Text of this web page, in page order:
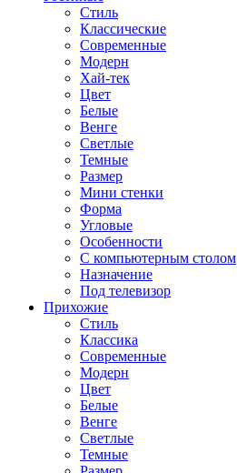
Стиль
Классические
Современные
Модерн
Хай-тек
Цвет
Белые
Венге
Светлые
Темные
Размер
Мини стенки
Форма
Угловые
Особенности
С компьютерным столом
Назначение
Под телевизор
Прихожие
Стиль
Классика
Современные
Модерн
Цвет
Белые
Венге
Светлые
Темные